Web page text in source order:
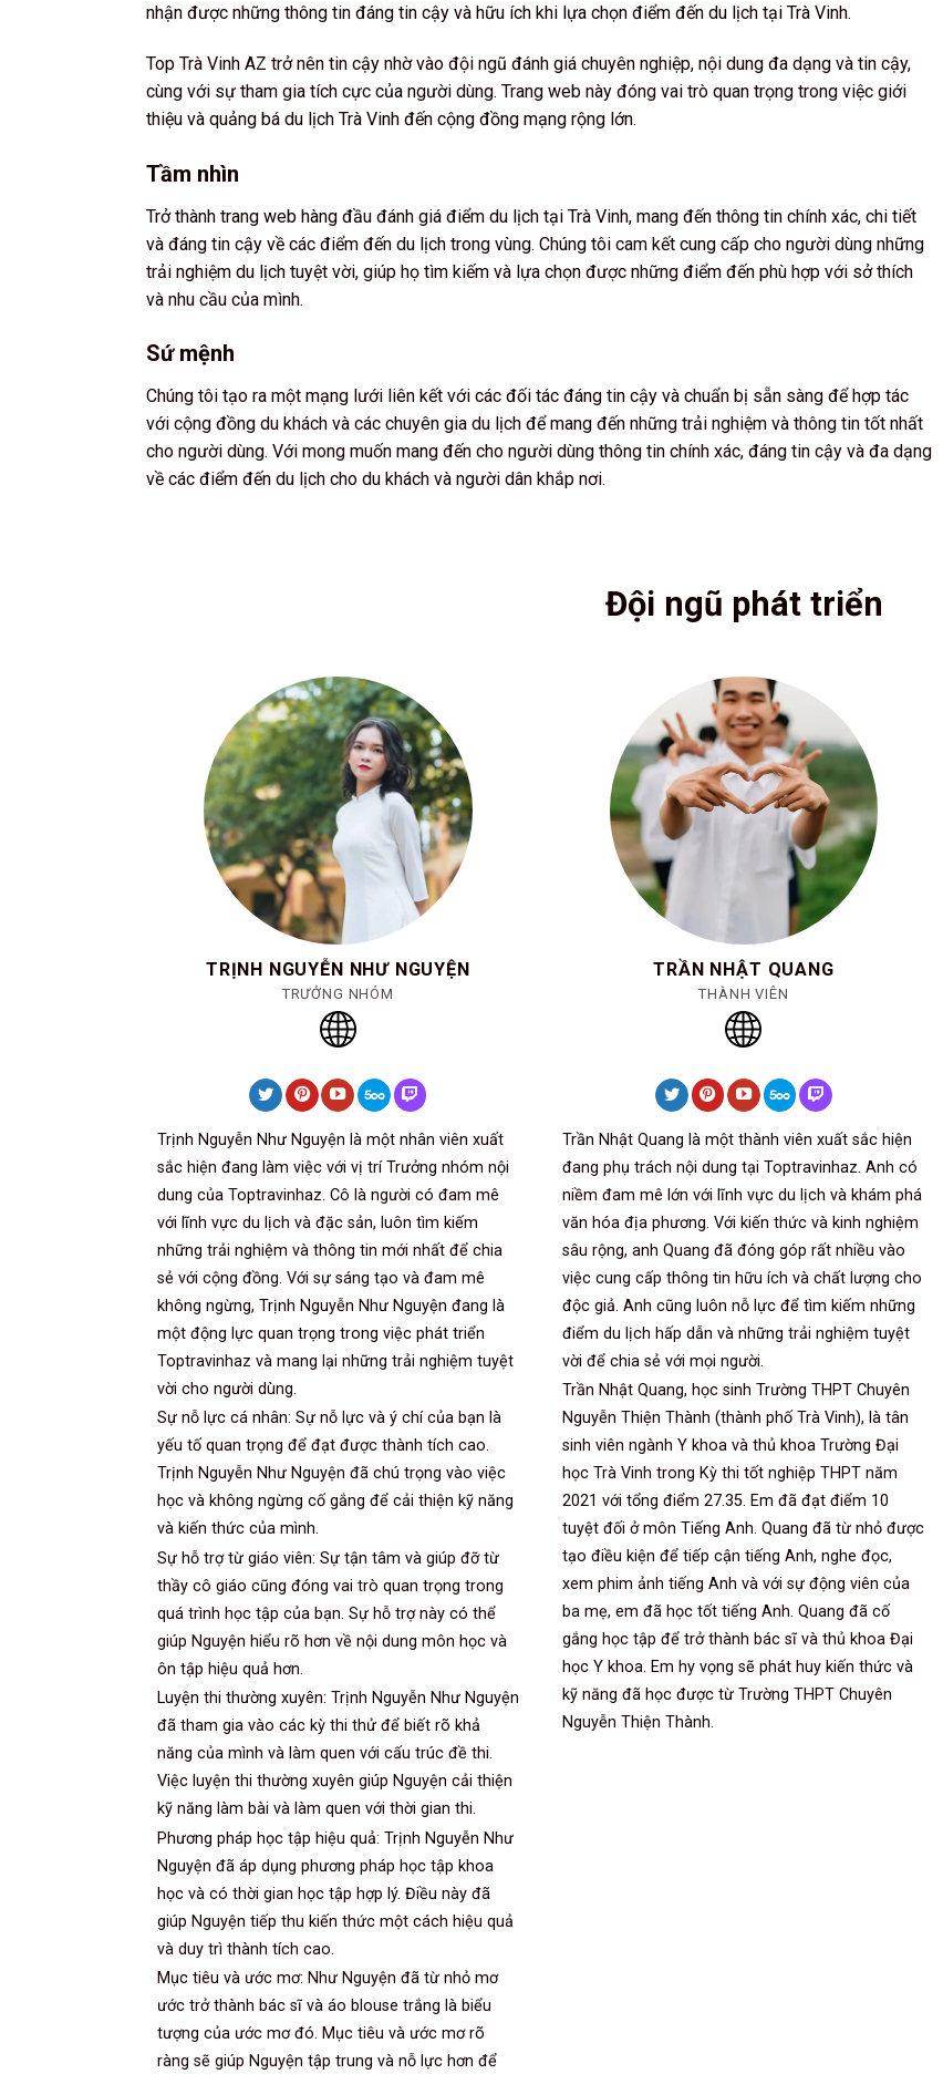
nhận được những thông tin đáng tin cậy và hữu ích khi lựa chọn điểm đến du lịch tại Trà Vinh.
Top Trà Vinh AZ trở nên tin cậy nhờ vào đội ngũ đánh giá chuyên nghiệp, nội dung đa dạng và tin cậy,
cùng với sự tham gia tích cực của người dùng. Trang web này đóng vai trò quan trọng trong việc giới
thiệu và quảng bá du lịch Trà Vinh đến cộng đồng mạng rộng lớn.
Tầm nhìn
Trở thành trang web hàng đầu đánh giá điểm du lịch tại Trà Vinh, mang đến thông tin chính xác, chi tiết
và đáng tin cậy về các điểm đến du lịch trong vùng. Chúng tôi cam kết cung cấp cho người dùng những
trải nghiệm du lịch tuyệt vời, giúp họ tìm kiếm và lựa chọn được những điểm đến phù hợp với sở thích
và nhu cầu của mình.
Sứ mệnh
Chúng tôi tạo ra một mạng lưới liên kết với các đối tác đáng tin cậy và chuẩn bị sẵn sàng để hợp tác
với cộng đồng du khách và các chuyên gia du lịch để mang đến những trải nghiệm và thông tin tốt nhất
cho người dùng. Với mong muốn mang đến cho người dùng thông tin chính xác, đáng tin cậy và đa dạng
về các điểm đến du lịch cho du khách và người dân khắp nơi.
Đội ngũ phát triển
TRỊNH NGUYỄN NHƯ NGUYỆN
TRƯỞNG NHÓM
Trịnh Nguyễn Như Nguyện là một nhân viên xuất
sắc hiện đang làm việc với vị trí Trưởng nhóm nội
dung của Toptravinhaz. Cô là người có đam mê
với lĩnh vực du lịch và đặc sản, luôn tìm kiếm
những trải nghiệm và thông tin mới nhất để chia
sẻ với cộng đồng. Với sự sáng tạo và đam mê
không ngừng, Trịnh Nguyễn Như Nguyện đang là
một động lực quan trọng trong việc phát triển
Toptravinhaz và mang lại những trải nghiệm tuyệt
vời cho người dùng.
Sự nỗ lực cá nhân: Sự nỗ lực và ý chí của bạn là
yếu tố quan trọng để đạt được thành tích cao.
Trịnh Nguyễn Như Nguyện đã chú trọng vào việc
học và không ngừng cố gắng để cải thiện kỹ năng
và kiến thức của mình.
Sự hỗ trợ từ giáo viên: Sự tận tâm và giúp đỡ từ
thầy cô giáo cũng đóng vai trò quan trọng trong
quá trình học tập của bạn. Sự hỗ trợ này có thể
giúp Nguyện hiểu rõ hơn về nội dung môn học và
ôn tập hiệu quả hơn.
Luyện thi thường xuyên: Trịnh Nguyễn Như Nguyện
đã tham gia vào các kỳ thi thử để biết rõ khả
năng của mình và làm quen với cấu trúc đề thi.
Việc luyện thi thường xuyên giúp Nguyện cải thiện
kỹ năng làm bài và làm quen với thời gian thi.
Phương pháp học tập hiệu quả: Trịnh Nguyễn Như
Nguyện đã áp dụng phương pháp học tập khoa
học và có thời gian học tập hợp lý. Điều này đã
giúp Nguyện tiếp thu kiến thức một cách hiệu quả
và duy trì thành tích cao.
Mục tiêu và ước mơ: Như Nguyện đã từ nhỏ mơ
ước trở thành bác sĩ và áo blouse trắng là biểu
tượng của ước mơ đó. Mục tiêu và ước mơ rõ
ràng sẽ giúp Nguyện tập trung và nỗ lực hơn để
TRẦN NHẬT QUANG
THÀNH VIÊN
Trần Nhật Quang là một thành viên xuất sắc hiện
đang phụ trách nội dung tại Toptravinhaz. Anh có
niềm đam mê lớn với lĩnh vực du lịch và khám phá
văn hóa địa phương. Với kiến thức và kinh nghiệm
sâu rộng, anh Quang đã đóng góp rất nhiều vào
việc cung cấp thông tin hữu ích và chất lượng cho
độc giả. Anh cũng luôn nỗ lực để tìm kiếm những
điểm du lịch hấp dẫn và những trải nghiệm tuyệt
vời để chia sẻ với mọi người.
Trần Nhật Quang, học sinh Trường THPT Chuyên
Nguyễn Thiện Thành (thành phố Trà Vinh), là tân
sinh viên ngành Y khoa và thủ khoa Trường Đại
học Trà Vinh trong Kỳ thi tốt nghiệp THPT năm
2021 với tổng điểm 27.35. Em đã đạt điểm 10
tuyệt đối ở môn Tiếng Anh. Quang đã từ nhỏ được
tạo điều kiện để tiếp cận tiếng Anh, nghe đọc,
xem phim ảnh tiếng Anh và với sự động viên của
ba mẹ, em đã học tốt tiếng Anh. Quang đã cố
gắng học tập để trở thành bác sĩ và thủ khoa Đại
học Y khoa. Em hy vọng sẽ phát huy kiến thức và
kỹ năng đã học được từ Trường THPT Chuyên
Nguyễn Thiện Thành.